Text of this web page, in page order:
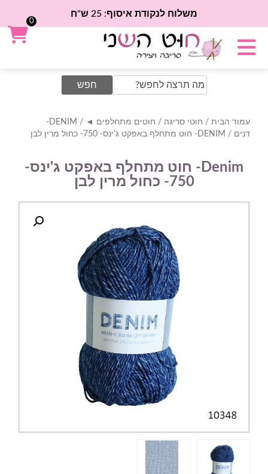
משלוח לנקודת איסוף: 25 ש"ח
Search
for:
עמוד הבית / חוטי סריגה / חוטים מתחלפים ◄ /
DENIM-
דנים / DENIM- חוט מתחלף באפקט ג'ינס- 750- כחול מרין לבן
Denim- חוט מתחלף באפקט ג'ינס-
750- כחול מרין לבן
0